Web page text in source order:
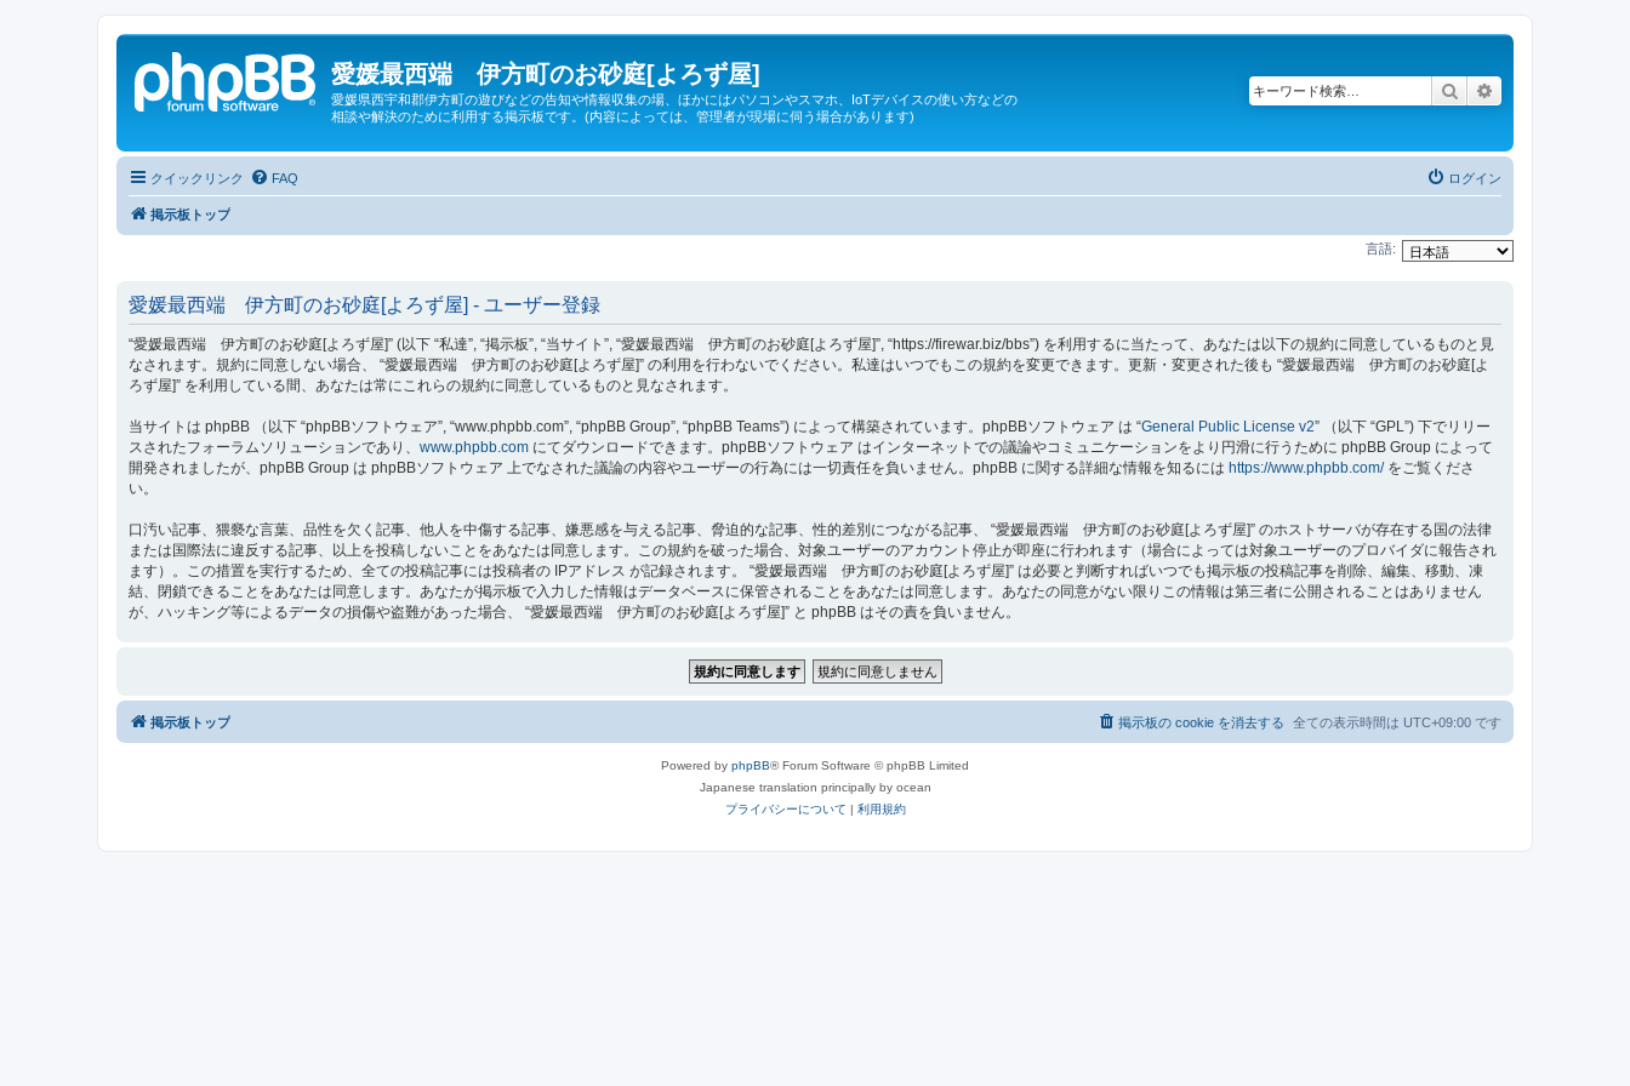
愛媛最西端 伊方町のお砂庭[よろず屋]
愛媛県西宇和郡伊方町の遊びなどの告知や情報収集の場、ほかにはパソコンやスマホ、IoTデバイスの使い方などの
相談や解決のために利用する掲示板です。(内容によっては、管理者が現場に伺う場合があります)
検索
クイックリンク FAQ ログイン
掲示板トップ
言語:
愛媛最西端 伊方町のお砂庭[よろず屋] - ユーザー登録
“愛媛最西端 伊方町のお砂庭[よろず屋]” (以下 “私達”, “掲示板”, “当サイト”, “愛媛最西端 伊方町のお砂庭[よろず屋]”, “https://firewar.biz/bbs”) を利用するに当たって、あなたは以下の規約に同意しているものと見
なされます。規約に同意しない場合、 “愛媛最西端 伊方町のお砂庭[よろず屋]” の利用を行わないでください。私達はいつでもこの規約を変更できます。更新・変更された後も “愛媛最西端 伊方町のお砂庭[よ
ろず屋]” を利用している間、あなたは常にこれらの規約に同意しているものと見なされます。
当サイトは phpBB （以下 “phpBBソフトウェア”, “www.phpbb.com”, “phpBB Group”, “phpBB Teams”) によって構築されています。phpBBソフトウェア は “General Public License v2” （以下 “GPL”) 下でリリー
スされたフォーラムソリューションであり、 www.phpbb.com にてダウンロードできます。phpBBソフトウェア はインターネットでの議論やコミュニケーションをより円滑に行うために phpBB Group によって
開発されましたが、phpBB Group は phpBBソフトウェア 上でなされた議論の内容やユーザーの行為には一切責任を負いません。phpBB に関する詳細な情報を知るには https://www.phpbb.com/をご覧くださ
い。
口汚い記事、猥褻な言葉、品性を欠く記事、他人を中傷する記事、嫌悪感を与える記事、脅迫的な記事、性的差別につながる記事、 “愛媛最西端 伊方町のお砂庭[よろず屋]” のホストサーバが存在する国の法律
または国際法に違反する記事、以上を投稿しないことをあなたは同意します。この規約を破った場合、対象ユーザーのアカウント停止が即座に行われます（場合によっては対象ユーザーのプロバイダに報告され
ます）。この措置を実行するため、全ての投稿記事には投稿者の IPアドレス が記録されます。 “愛媛最西端 伊方町のお砂庭[よろず屋]” は必要と判断すればいつでも掲示板の投稿記事を削除、編集、移動、凍
結、閉鎖できることをあなたは同意します。あなたが掲示板で入力した情報はデータベースに保管されることをあなたは同意します。あなたの同意がない限りこの情報は第三者に公開されることはありません
が、ハッキング等によるデータの損傷や盗難があった場合、 “愛媛最西端 伊方町のお砂庭[よろず屋]” と phpBB はその責を負いません。
掲示板トップ 全ての表示時間は UTC+09:00 です
掲示板の cookie を消去する
Powered by phpBB® Forum Software © phpBB Limited
Japanese translation principally by ocean
プライバシーについて | 利用規約